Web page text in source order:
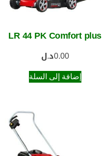
LR 44 PK Comfort plus
0.00د.ل
إضافة إلى السلة